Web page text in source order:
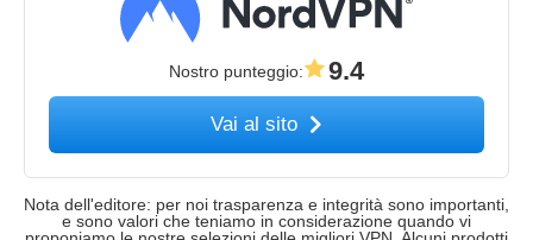
Nostro punteggio: 9.4
Vai al sito
Nota dell'editore: per noi trasparenza e integrità sono importanti,
e sono valori che teniamo in considerazione quando vi